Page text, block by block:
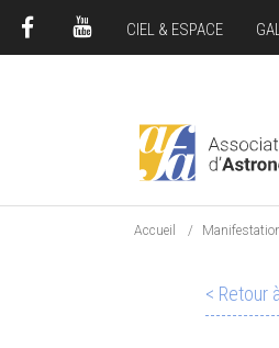
CIEL & ESPACE
Accueil
< Retour